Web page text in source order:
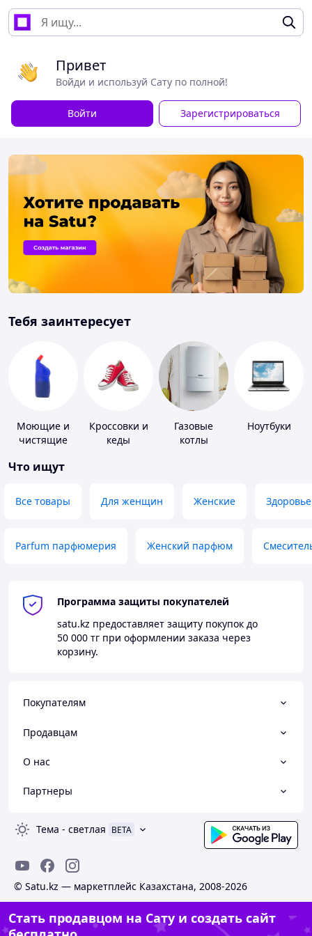
Привет
Войди и используй Сату по полной!
Войти Зарегистрироваться
Тебя заинтересует
Моющие и
чистящие
Кроссовки и
кеды
Газовые
котлы
Ноутбуки
Что ищут
Все товары Для женщин Женские Здоровье
Parfum парфюмерия Женский парфюм
Программа защиты покупателей
satu.kz предоставляет защиту покупок до
50 000 тг при оформлении заказа через
корзину.
Покупателям
Продавцам
О нас
Партнеры
Тема - светлая BETA
© Satu.kz — маркетплейс Казахстана, 2008-2026
Стать продавцом на Сату и создать сайт